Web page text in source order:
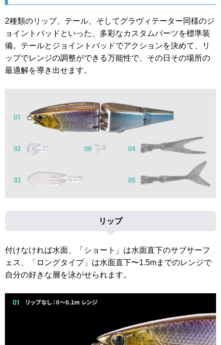
2種類のリップ、テール、そしてグラヴィテーター同様のジ
ョイントパッドといった、多彩なカスタムパーツを標準装
備。テールとジョイントパッドでアクションを決めて、リ
ップでレンジの調整ができる万能性で、その日その場所の
最適解を導き出せます。
リップ
付けなければ水面、「ショート」は水面直下のサブサーフ
ェス、「ロングタイプ」は水面直下〜1.5mまでのレンジで
自分の好きな層を泳がせられます。